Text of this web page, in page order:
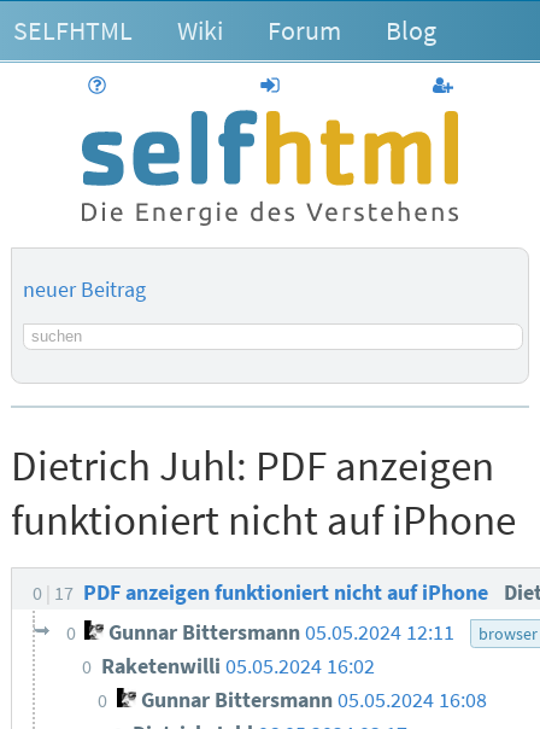
SELFHTML Wiki Forum Blog
anmelden
neuer Beitrag
Suchbegriff
Dietrich Juhl: PDF anzeigen
funktioniert nicht auf iPhone
0 17 PDF anzeigen funktioniert nicht auf iPhone
0 Gunnar Bittersmann05.05.2024 12:11 browser
0 Raketenwilli 05.05.2024 16:02
0 Gunnar Bittersmann05.05.2024 16:08